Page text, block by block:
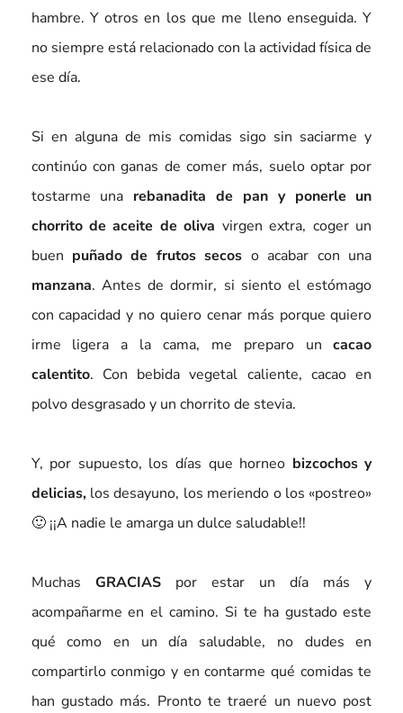
hambre. Y otros en los que me lleno enseguida. Y
no siempre está relacionado con la actividad física de
ese día.
Si en alguna de mis comidas sigo sin saciarme y
continúo con ganas de comer más, suelo optar por
tostarme una rebanadita de pan y ponerle un
chorrito de aceite de oliva virgen extra, coger un
buen puñado de frutos secos o acabar con una
manzana. Antes de dormir, si siento el estómago
con capacidad y no quiero cenar más porque quiero
irme ligera a la cama, me preparo uncacao
calentito. Con bebida vegetal caliente, cacao en
polvo desgrasado y un chorrito de stevia.
Y, por supuesto, los días que horneo bizcochos y
delicias,los desayuno, los meriendo o los «postreo»
🙂 ¡¡A nadie le amarga un dulce saludable!!
Muchas GRACIASpor estar un día más y
acompañarme en el camino. Si te ha gustado este
qué como en un día saludable, no dudes en
compartirlo conmigo y en contarme qué comidas te
han gustado más. Pronto te traeré un nuevo post